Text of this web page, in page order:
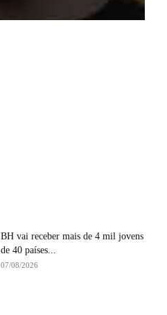
BH vai receber mais de 4 mil jovens
de 40 países...
07/08/2026